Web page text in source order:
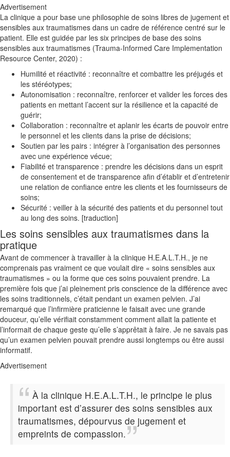
Advertisement
La clinique a pour base une philosophie de soins libres de jugement et
sensibles aux traumatismes dans un cadre de référence centré sur le
patient. Elle est guidée par les six principes de base des soins
sensibles aux traumatismes (Trauma-Informed Care Implementation
Resource Center, 2020) :
Humilité et réactivité : reconnaître et combattre les préjugés et
les stéréotypes;
Autonomisation : reconnaître, renforcer et valider les forces des
patients en mettant l’accent sur la résilience et la capacité de
guérir;
Collaboration : reconnaître et aplanir les écarts de pouvoir entre
le personnel et les clients dans la prise de décisions;
Soutien par les pairs : intégrer à l’organisation des personnes
avec une expérience vécue;
Fiabilité et transparence : prendre les décisions dans un esprit
de consentement et de transparence afin d’établir et d’entretenir
une relation de confiance entre les clients et les fournisseurs de
soins;
Sécurité : veiller à la sécurité des patients et du personnel tout
au long des soins. [traduction]
Les soins sensibles aux traumatismes dans la
pratique
Avant de commencer à travailler à la clinique H.E.A.L.T.H., je ne
comprenais pas vraiment ce que voulait dire « soins sensibles aux
traumatismes » ou la forme que ces soins pouvaient prendre. La
première fois que j’ai pleinement pris conscience de la différence avec
les soins traditionnels, c’était pendant un examen pelvien. J’ai
remarqué que l’infirmière praticienne le faisait avec une grande
douceur, qu’elle vérifiait constamment comment allait la patiente et
l’informait de chaque geste qu’elle s’apprêtait à faire. Je ne savais pas
qu’un examen pelvien pouvait prendre aussi longtemps ou être aussi
informatif.
Advertisement
À la clinique H.E.A.L.T.H., le principe le plus
important est d’assurer des soins sensibles aux
traumatismes, dépourvus de jugement et
empreints de compassion.